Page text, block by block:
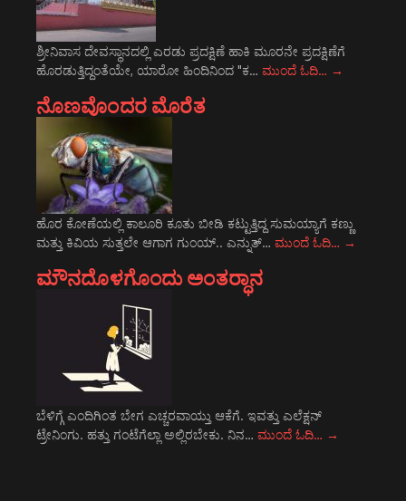
ಶ್ರೀನಿವಾಸ ದೇವಸ್ಥಾನದಲ್ಲಿ ಎರಡು ಪ್ರದಕ್ಷಿಣೆ ಹಾಕಿ ಮೂರನೇ ಪ್ರದಕ್ಷಿಣೆಗೆ
ಹೊರಡುತ್ತಿದ್ದಂತೆಯೇ, ಯಾರೋ ಹಿಂದಿನಿಂದ "ಕ… ಮುಂದೆ ಓದಿ… →
ನೊಣವೊಂದರ ಮೊರೆತ
ಹೊರ ಕೋಣೆಯಲ್ಲಿ ಕಾಲೂರಿ ಕೂತು ಬೀಡಿ ಕಟ್ಟುತ್ತಿದ್ದ ಸುಮಯ್ಯಾಗೆ ಕಣ್ಣು
ಮತ್ತು ಕಿವಿಯ ಸುತ್ತಲೇ ಆಗಾಗ ಗುಂಯ್.. ಎನ್ನುತ್… ಮುಂದೆ ಓದಿ… →
ಮೌನದೊಳಗೊಂದು ಅಂತರ್‍ಧಾನ
ಬೆಳಿಗ್ಗೆ ಎಂದಿಗಿಂತ ಬೇಗ ಎಚ್ಚರವಾಯ್ತು ಆಕೆಗೆ. ಇವತ್ತು ಎಲೆಕ್ಷನ್
ಟ್ರೇನಿಂಗು. ಹತ್ತು ಗಂಟೆಗೆಲ್ಲಾ ಅಲ್ಲಿರಬೇಕು. ನಿನ… ಮುಂದೆ ಓದಿ… →